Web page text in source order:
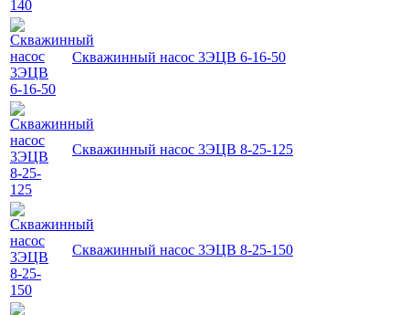
Скважинный насос 3ЭЦВ 6-16-50
Скважинный насос 3ЭЦВ 8-25-125
Скважинный насос 3ЭЦВ 8-25-150